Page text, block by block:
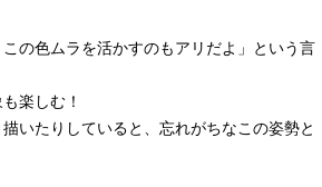
の色ムラを活かすのもアリだよ」という言
楽しむ！
いたりしていると、忘れがちなこの姿勢と